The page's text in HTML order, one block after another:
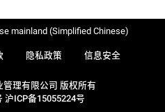
理有限公司 版权所有
沪ICP备15055224号
隐私政策 信息安全
mainland (Simplified Chinese)